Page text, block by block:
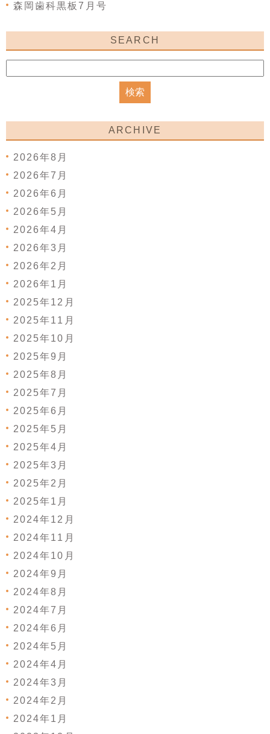
森岡歯科黒板7月号
SEARCH
ARCHIVE
2026年8月
2026年7月
2026年6月
2026年5月
2026年4月
2026年3月
2026年2月
2026年1月
2025年12月
2025年11月
2025年10月
2025年9月
2025年8月
2025年7月
2025年6月
2025年5月
2025年4月
2025年3月
2025年2月
2025年1月
2024年12月
2024年11月
2024年10月
2024年9月
2024年8月
2024年7月
2024年6月
2024年5月
2024年4月
2024年3月
2024年2月
2024年1月